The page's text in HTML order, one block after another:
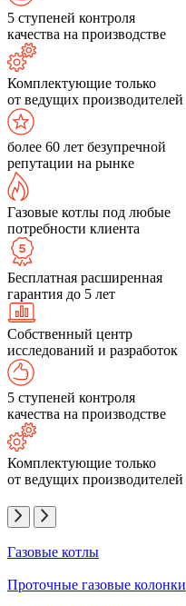
5 ступеней контроля
качества на производстве
Комплектующие только
от ведущих производителей
более 60 лет безупречной
репутации на рынке
Газовые котлы под любые
потребности клиента
Бесплатная расширенная
гарантия до 5 лет
Собственный центр
исследований и разработок
5 ступеней контроля
качества на производстве
Комплектующие только
от ведущих производителей
Газовые котлы
Проточные газовые колонки